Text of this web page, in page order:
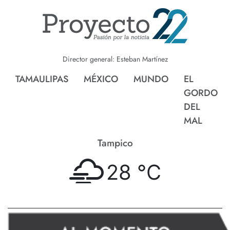
Director general: Esteban Martínez
TAMAULIPAS MÉXICO MUNDO
EL
GORDO
DEL
MAL
Tampico
28 °C